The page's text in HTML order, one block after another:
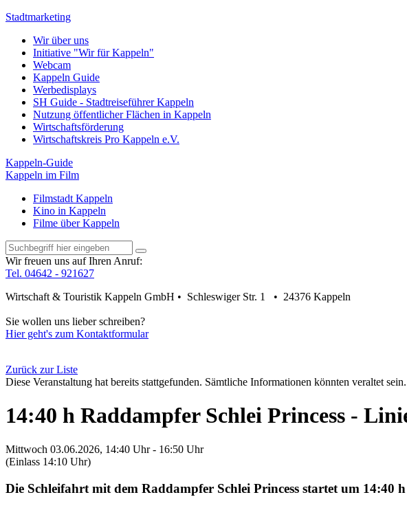
Stadtmarketing
Wir über uns
Initiative "Wir für Kappeln"
Webcam
Kappeln Guide
Werbedisplays
SH Guide - Stadtreiseführer Kappeln
Nutzung öffentlicher Flächen in Kappeln
Wirtschaftsförderung
Wirtschaftskreis Pro Kappeln e.V.
Kappeln-Guide
Kappeln im Film
Filmstadt Kappeln
Kino in Kappeln
Filme über Kappeln
Wir freuen uns auf Ihren Anruf:
Tel. 04642 - 921627
Wirtschaft & Touristik Kappeln GmbH • Schleswiger Str. 1 • 24376 Kappeln
Sie wollen uns lieber schreiben?
Hier geht's zum Kontaktformular
Zurück zur Liste
Diese Veranstaltung hat bereits stattgefunden. Sämtliche Informationen könnten veraltet sein.
14:40 h Raddampfer Schlei Princess -
Mittwoch 03.06.2026, 14:40 Uhr - 16:50 Uhr
(Einlass 14:10 Uhr)
Die Schleifahrt mit dem Raddampfer Schlei Princess startet um 14:40